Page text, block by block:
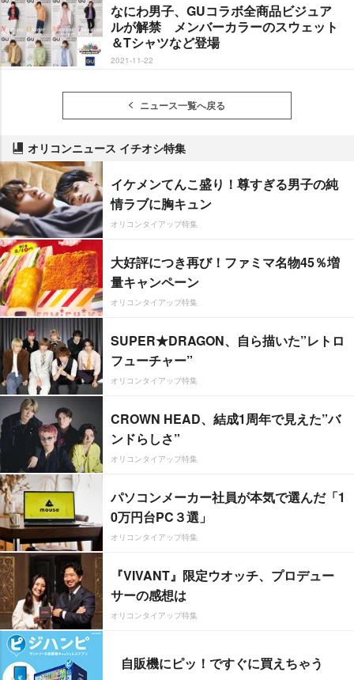
なにわ男子、GUコラボ全商品ビジュア
ルが解禁 メンバーカラーのスウェット
＆Tシャツなど登場
2021-11-22
ニュース一覧へ戻る
オリコンニュース イチオシ特集
イケメンてんこ盛り！尊すぎる男子の純
情ラブに胸キュン
オリコンタイアップ特集
大好評につき再び！ファミマ名物45％増
量キャンペーン
オリコンタイアップ特集
SUPER★DRAGON、自ら描いた”レトロ
フューチャー”
オリコンタイアップ特集
CROWN HEAD、結成1周年で見えた”バ
ンドらしさ”
オリコンタイアップ特集
パソコンメーカー社員が本気で選んだ「1
0万円台PC３選」
オリコンタイアップ特集
『VIVANT』限定ウオッチ、プロデュー
サーの感想は
オリコンタイアップ特集
自販機にピッ！ですぐに買えちゃう